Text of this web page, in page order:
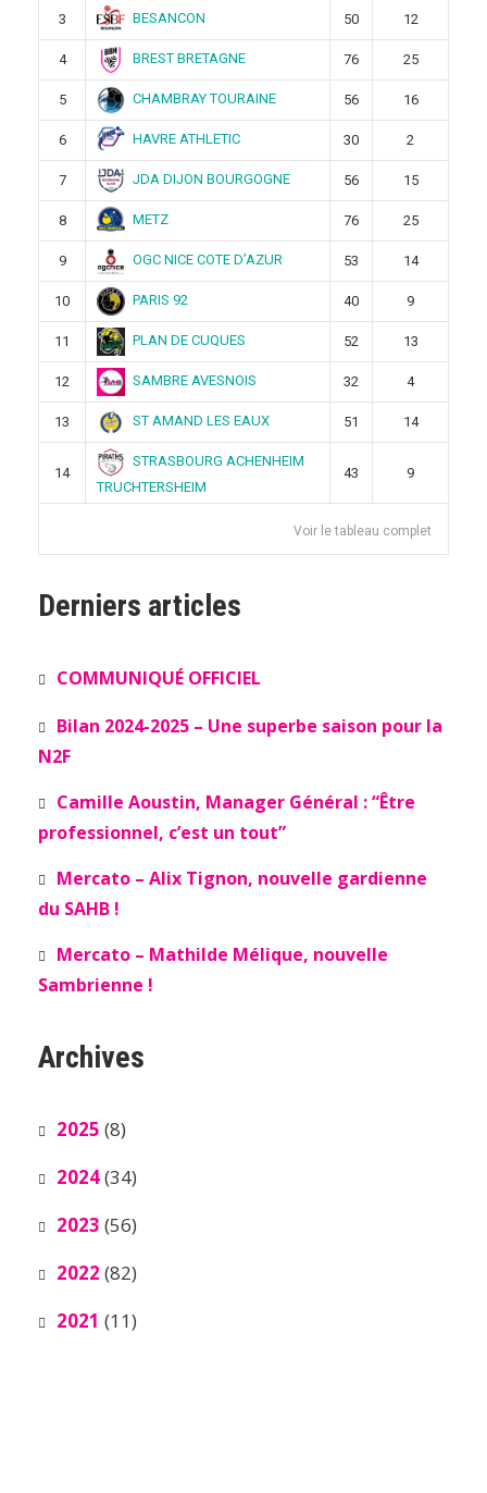
3 BESANCON 50 12
4 BREST BRETAGNE 76 25
5 CHAMBRAY TOURAINE 56 16
6 HAVRE ATHLETIC 30 2
7 JDA DIJON BOURGOGNE 56 15
8 METZ 76 25
9 OGC NICE COTE D’AZUR 53 14
10 PARIS 92 40 9
11 PLAN DE CUQUES 52 13
12 SAMBRE AVESNOIS 32 4
13 ST AMAND LES EAUX 51 14
14
STRASBOURG ACHENHEIM
TRUCHTERSHEIM
43 9
Voir le tableau complet
Derniers articles
COMMUNIQUÉ OFFICIEL
Bilan 2024-2025 – Une superbe saison pour la
N2F
Camille Aoustin, Manager Général : “Être
professionnel, c’est un tout”
Mercato – Alix Tignon, nouvelle gardienne
du SAHB !
Mercato – Mathilde Mélique, nouvelle
Sambrienne !
Archives
2025 (8)
2024(34)
2023 (56)
2022 (82)
2021 (11)